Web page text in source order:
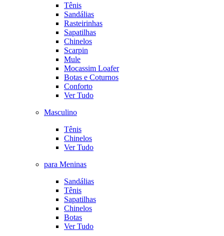
Tênis
Sandálias
Rasteirinhas
Sapatilhas
Chinelos
Scarpin
Mule
Mocassim Loafer
Botas e Coturnos
Conforto
Ver Tudo
Masculino
Tênis
Chinelos
Ver Tudo
para Meninas
Sandálias
Tênis
Sapatilhas
Chinelos
Botas
Ver Tudo